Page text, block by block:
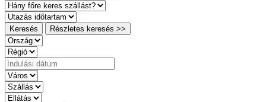
Keresés Részletes keresés >>